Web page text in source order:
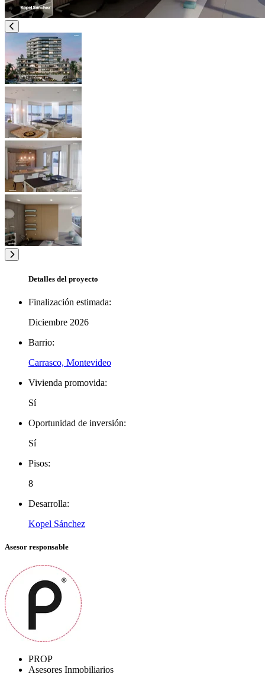
Detalles del proyecto
Finalización estimada:
Diciembre 2026
Barrio:
Carrasco, Montevideo
Vivienda promovida:
Sí
Oportunidad de inversión:
Sí
Pisos:
8
Desarrolla:
Kopel Sánchez
Asesor responsable
PROP
Asesores Inmobiliarios